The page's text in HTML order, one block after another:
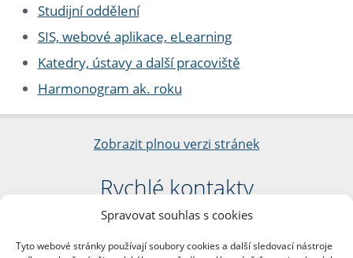
Spravovat souhlas s cookies
Tyto webové stránky používají soubory cookies a další sledovací nástroje
Studijní oddělení
SIS, webové aplikace, eLearning
Katedry, ústavy a další pracoviště
Harmonogram ak. roku
Zobrazit plnou verzi stránek
Rychlé kontakty
Filozofická fakulta
nám. Jana Palacha 1/2